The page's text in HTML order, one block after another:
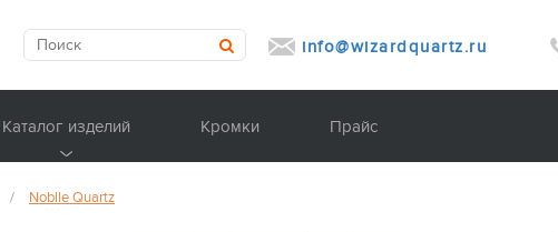
info@wizardquartz.ru
Каталог изделий Кромки Прайс
/ Noblle Quartz